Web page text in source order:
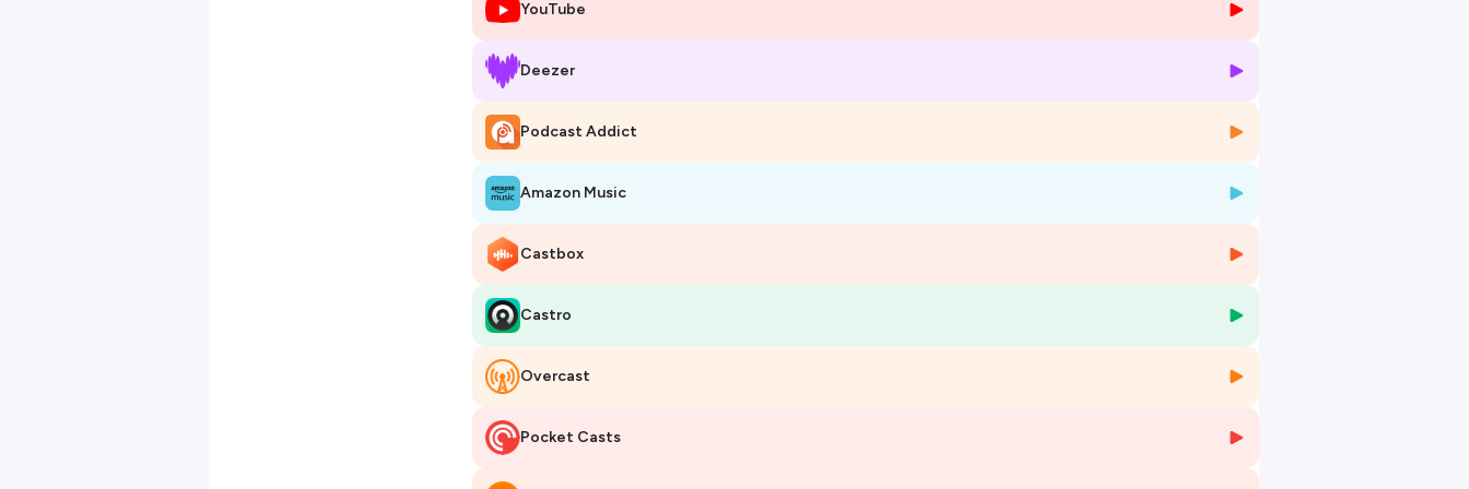
qu’un métier, tu seras sans doute intéressé.e par les astuces et les tests que je mets en place pour m’améliorer en
tant que personne, freelance et forcément, conceptrice pédagogique !
🤝Persuadée que l’union fait la force, j’inviterai, au fil de l’eau, d’autres freelances à nous partager leurs conseils
💌Je partage mes conseils digital learning et ma veille sur ma newsletter :
📕 Tu souhaites te lancer et éviter les erreurs du début, découvre mon ebook dédié :
https://www.subscribepage.com/ebookipmfreelance
Pour échanger, n'hésite pas à me contacter sur LinkedIn :
A très vite !
YouTube
Deezer
Podcast Addict
Amazon Music
Castbox
Castro
Overcast
Pocket Casts